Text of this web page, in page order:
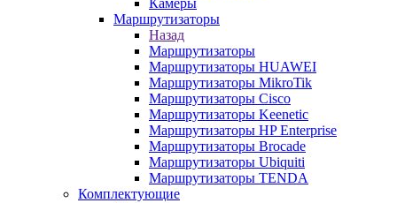
Камеры
Маршрутизаторы
Назад
Маршрутизаторы
Маршрутизаторы HUAWEI
Маршрутизаторы MikroTik
Маршрутизаторы Cisco
Маршрутизаторы Keenetic
Маршрутизаторы HP Enterprise
Маршрутизаторы Brocade
Маршрутизаторы Ubiquiti
Маршрутизаторы TENDA
Комплектующие